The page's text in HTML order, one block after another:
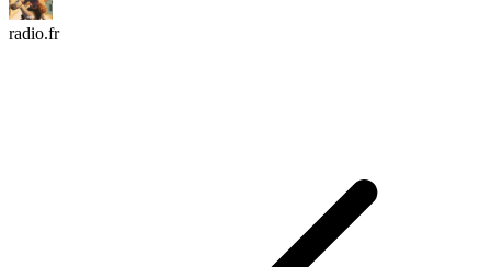
radio.fr